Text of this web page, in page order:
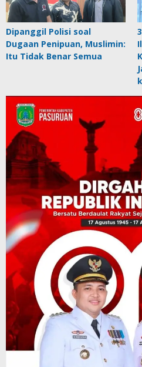
Dipanggil Polisi soal
Dugaan Penipuan, Muslimin:
Itu Tidak Benar Semua